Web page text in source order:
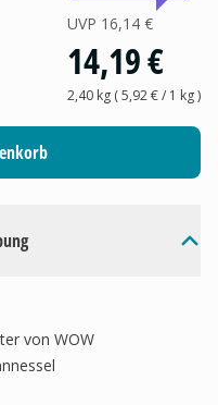
von WOW
UVP 16,14 €
14,19 €
2,40 kg(5,92 €/ 1 kg)